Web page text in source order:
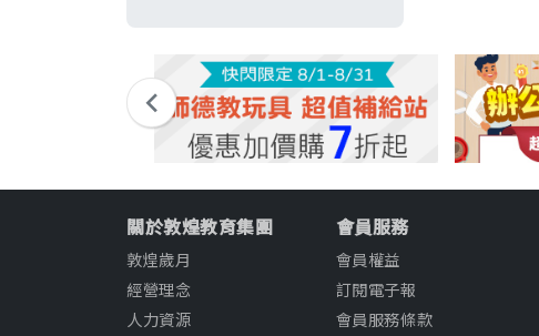
關於敦煌教育集團
敦煌歲月
經營理念
人力資源
會員服務
會員權益
訂閱電子報
會員服務條款